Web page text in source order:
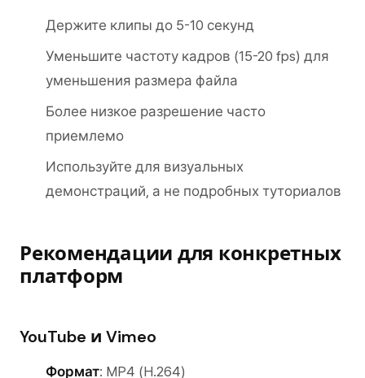
Держите клипы до 5-10 секунд
Уменьшите частоту кадров (15-20 fps) для
уменьшения размера файла
Более низкое разрешение часто
приемлемо
Используйте для визуальных
демонстраций, а не подробных туториалов
Рекомендации для конкретных
платформ
YouTube и Vimeo
Формат: MP4 (H.264)